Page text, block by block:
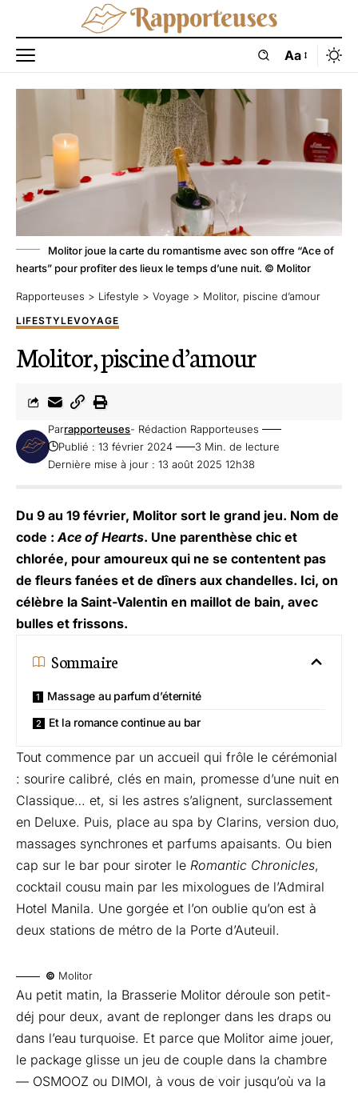
Aa
Molitor joue la carte du romantisme avec son offre “Ace of
hearts” pour profiter des lieux le temps d’une nuit. © Molitor
Rapporteuses > Lifestyle > Voyage > Molitor, piscine d’amour
LIFESTYLEVOYAGE
Molitor, piscine d’amour
Dernière mise à jour : 13 août 2025 12h38
Parrapporteuses- Rédaction Rapporteuses
Publié : 13 février 2024
3 Min. de lecture
Du 9 au 19 février, Molitor sort le grand jeu. Nom de
code :Ace of Hearts. Une parenthèse chic et
chlorée, pour amoureux qui ne se contentent pas
de fleurs fanées et de dîners aux chandelles. Ici, on
célèbre la Saint-Valentin en maillot de bain, avec
bulles et frissons.
Sommaire
Massage au parfum d’éternité
Et la romance continue au bar
Tout commence par un accueil qui frôle le cérémonial
: sourire calibré, clés en main, promesse d’une nuit en
Classique… et, si les astres s’alignent, surclassement
en Deluxe. Puis, place au spa by Clarins, version duo,
massages synchrones et parfums apaisants. Ou bien
cap sur le bar pour siroter le Romantic Chronicles,
cocktail cousu main par les mixologues de l’Admiral
Hotel Manila. Une gorgée et l’on oublie qu’on est à
deux stations de métro de la Porte d’Auteuil.
© Molitor
Au petit matin, la Brasserie Molitor déroule son petit-
déj pour deux, avant de replonger dans les draps ou
dans l’eau turquoise. Et parce que Molitor aime jouer,
le package glisse un jeu de couple dans la chambre
— OSMOOZ ou DIMOI, à vous de voir jusqu’où va la